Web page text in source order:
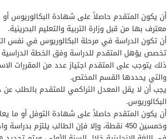
أن يكون المتقدم حاصلاً على شهادة البكالوريوس
معترف بها من قبل وزارة التربية والتعليم البحرينية.
أن تكون الدراسة في مرحلة البكالوريوس في نفس
تخصص يؤهل المتقدم للدراسة وفق الخطة
ذلك يتوجب على المتقدم اجتياز عدد من المقررات
والتي يحددها القسم المختص.
يجب أن لا يقل المعدل التراكمي للمتقدم بالطلب
البكالوريوس.
أن يكون المتقدم حاصلاً على شهادة التوفل أو ما
وخمسين 450 نقطة، وإلا فإن الطالب يلتزم